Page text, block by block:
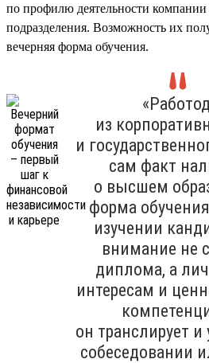
по профилю деятельности компании
подразделения. Возможность их
вечерняя форма обучения.
из
и
сам факт
о высшем
форма
изучении
внимание не
диплома, а
интересам и
он транслирует
собеседовании